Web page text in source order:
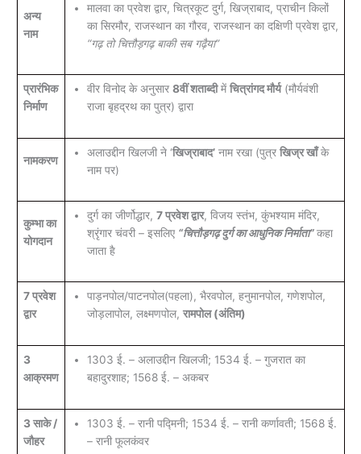
अन्य
नाम
मालवा का प्रवेश द्वार, चित्रकूट दुर्ग, खिज्राबाद, प्राचीन किलों
का सिरमौर, राजस्थान का गौरव, राजस्थान का दक्षिणी प्रवेश द्वार,
“गढ़ तो चित्तौड़गढ़ बाकी सब गढ़ैया”
प्रारंभिक
निर्माण
वीर विनोद के अनुसार 8वीं शताब्दीमेंचित्रांगद मौर्य(मौर्यवंशी
राजा बृहद्रथ का पुत्र) द्वारा
नामकरण
अलाउद्दीन खिलजी ने ‘खिज्राबाद’नाम रखा (पुत्र खिज्र खाँके
नाम पर)
कुम्भा का
योगदान
दुर्ग का जीर्णोद्धार, 7 प्रवेश द्वार, विजय स्तंभ, कुंभश्याम मंदिर,
श्रृंगार चंवरी – इसलिए “चित्तौड़गढ़ दुर्ग का आधुनिक निर्माता”कहा
जाता है
7 प्रवेश
द्वार
पाड़नपोल/पाटनपोल(पहला), भैरवपोल, हनुमानपोल, गणेशपोल,
जोड़लापोल, लक्ष्मणपोल, रामपोल (अंतिम)
3
आक्रमण
1303 ई. – अलाउद्दीन खिलजी; 1534 ई. – गुजरात का
बहादुरशाह; 1568 ई. – अकबर
3 साके /
जौहर
1303 ई. – रानी पद्मिनी; 1534 ई. – रानी कर्णावती; 1568 ई.
– रानी फूलकंवर